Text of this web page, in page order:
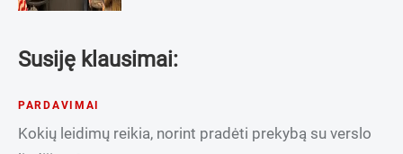
Susiję klausimai:
PARDAVIMAI
Kokių leidimų reikia, norint pradėti prekybą su verslo